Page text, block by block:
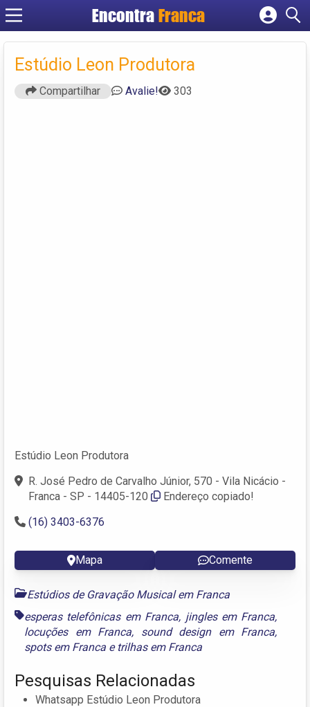
Encontra Franca
Cadastrar empresa
Criar conta
Estúdio Leon Produtora
Compartilhar Avalie! 303
Estúdio Leon Produtora
R. José Pedro de Carvalho Júnior, 570 - Vila Nicácio -
Franca - SP - 14405-120
Endereço copiado!
(16) 3403-6376
Mapa Comente
Estúdios de Gravação Musical em Franca
esperas telefônicas em Franca, jingles em Franca,
locuções em Franca, sound design em Franca,
spots em Franca e trilhas em Franca
Pesquisas Relacionadas
Whatsapp Estúdio Leon Produtora